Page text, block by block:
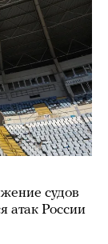
судов
атак России